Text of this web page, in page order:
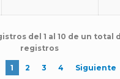
del 1 al 10 de un total
registros
1 2 3 4 Siguiente